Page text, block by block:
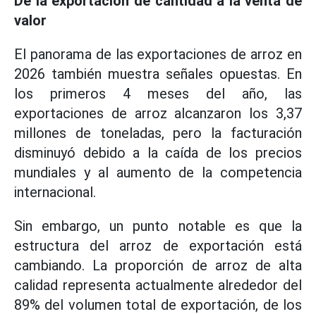
valor
El panorama de las exportaciones de arroz en
2026 también muestra señales opuestas. En
los primeros 4 meses del año, las
exportaciones de arroz alcanzaron los 3,37
millones de toneladas, pero la facturación
disminuyó debido a la caída de los precios
mundiales y al aumento de la competencia
internacional.
Sin embargo, un punto notable es que la
estructura del arroz de exportación está
cambiando. La proporción de arroz de alta
calidad representa actualmente alrededor del
89% del volumen total de exportación, de los